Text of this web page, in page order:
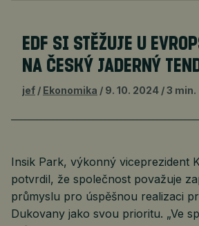
EDF SI STĚŽUJE U
NA ČESKÝ JADERNÝ
jef Ekonomika 9. 10. 2024 3 min.
Insik Park, výkonný viceprezident
potvrdil, že společnost považuje
průmyslu pro úspěšnou realizaci
Dukovany jako svou prioritu. „Ve